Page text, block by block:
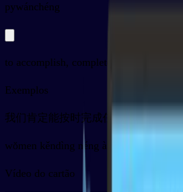
pywánchéng
to accomplish, complete
Exemplos
我们肯定能按时完成任务
wǒmen kěndìng néng ànshí wánchéng
Vídeo do cartão